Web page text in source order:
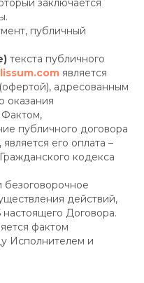
заключается
публичный
текста публичного
является
адресованным
оказания
Фактом,
публичного договора
его оплата –
кодекса
безоговорочное
действий,
настоящего Договора.
фактом
Исполнителем и